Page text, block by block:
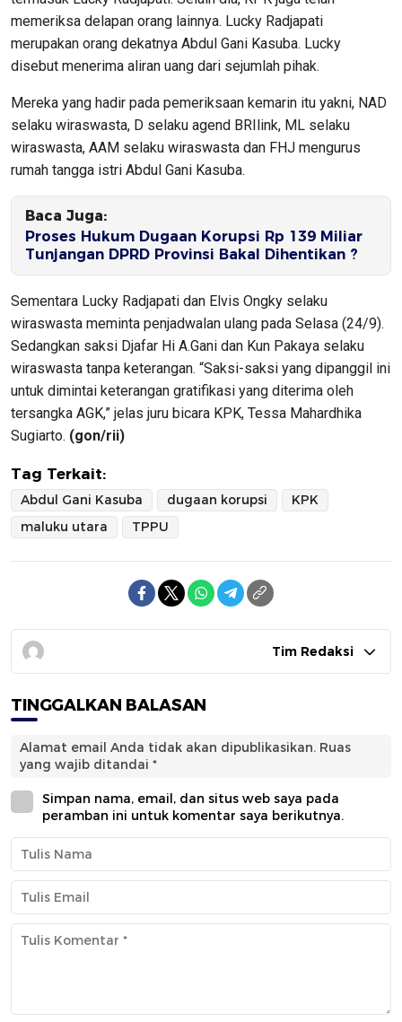
memeriksa delapan orang lainnya. Lucky Radjapati
merupakan orang dekatnya Abdul Gani Kasuba. Lucky
disebut menerima aliran uang dari sejumlah pihak.
Mereka yang hadir pada pemeriksaan kemarin itu yakni, NAD
selaku wiraswasta, D selaku agend BRIlink, ML selaku
wiraswasta, AAM selaku wiraswasta dan FHJ mengurus
rumah tangga istri Abdul Gani Kasuba.
Baca Juga:
Proses Hukum Dugaan Korupsi Rp 139 Miliar
Tunjangan DPRD Provinsi Bakal Dihentikan ?
Sementara Lucky Radjapati dan Elvis Ongky selaku
wiraswasta meminta penjadwalan ulang pada Selasa (24/9).
Sedangkan saksi Djafar Hi A.Gani dan Kun Pakaya selaku
wiraswasta tanpa keterangan. “Saksi-saksi yang dipanggil ini
untuk dimintai keterangan gratifikasi yang diterima oleh
tersangka AGK,” jelas juru bicara KPK, Tessa Mahardhika
Sugiarto. (gon/rii)
Tag Terkait:
Abdul Gani Kasuba dugaan korupsi
KPK
maluku utara
TPPU
Tim Redaksi
TINGGALKAN BALASAN
Alamat email Anda tidak akan dipublikasikan. Ruas
yang wajib ditandai *
Simpan nama, email, dan situs web saya pada
peramban ini untuk komentar saya berikutnya.